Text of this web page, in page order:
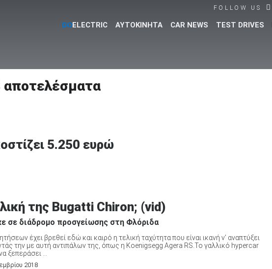
FOLLOW US
GOELECTRIC ΑΥΤΟΚΙΝΗΤΑ CAR NEWS TEST DRIVES
Βρες τα πάντα για το αυτοκίνητο!
αποτελέσματα
5.250 ευρώ
της Bugatti Chiron; (vid)
σε διάδρομο προσγείωσης στη Φλόριδα
έχει βρεθεί εδώ και καιρό η τελική ταχύτητα που είναι ικανή ν’ αναπτύξει
την με αυτή αντιπάλων της, όπως η Koenigsegg Agera RS.To γαλλικό hypercar
ξεπεράσει ...
2018